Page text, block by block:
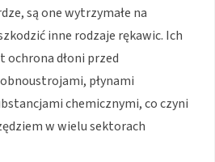
są one wytrzymałe na
inne rodzaje rękawic. Ich
ochrona dłoni przed
płynami
chemicznymi, co czyni
w wielu sektorach